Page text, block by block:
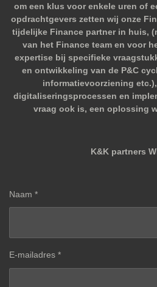
om een klus voor enkele uren of
opdrachtgevers zetten wij onze
tijdelijke Finance partner in huis,
van het Finance team en voor
expertise bij specifieke
en ontwikkeling van de P&C
informatievoorziening
digitaliseringsprocessen en
vraag ook is, een oplossing
K&K partners
Naam *
E-mailadres *